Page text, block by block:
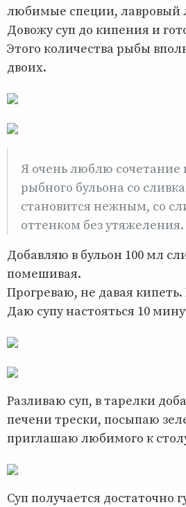
любимые специи, лавровый
Довожу суп до кипения и
Этого количества рыбы
двоих.
Я очень люблю
рыбного бульона со
становится нежным, со
оттенком без утяжеления.
Добавляю в бульон 100 мл
помешивая.
Прогреваю, не давая
Даю супу настояться 10
Разливаю суп, в тарелки
печени трески, посыпаю
приглашаю любимого к
Суп получается достаточно